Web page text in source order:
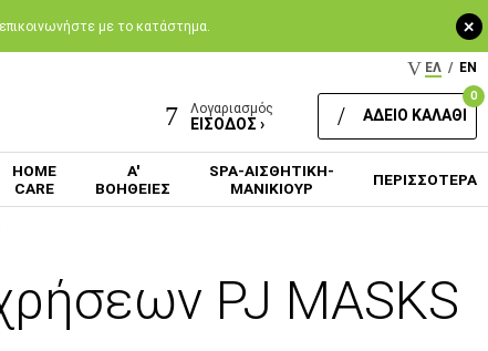
+
με το κατάστημα.
ΕΛ / EN
Λογαριασμός
ΕΙΣΟΔΟΣ ›
0
ΑΔΕΙΟ ΚΑΛΑΘΙ
HOME
CARE
Α'
ΒΟΗΘΕΙΕΣ
SPA-ΑΙΣΘΗΤΙΚΗ-
ΜΑΝΙΚΙΟΥΡ
ΠΕΡΙΣΣΟΤΕΡΑ
PJ MASKS